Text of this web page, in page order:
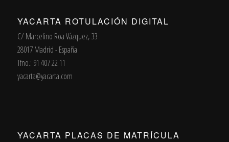
YACARTA ROTULACIÓN DIGITAL
C/ Marcelino Roa Vázquez, 33
28017 Madrid - España
Tfno.: 91 407 22 11
yacarta@yacarta.com
YACARTA PLACAS DE MATRÍCULA